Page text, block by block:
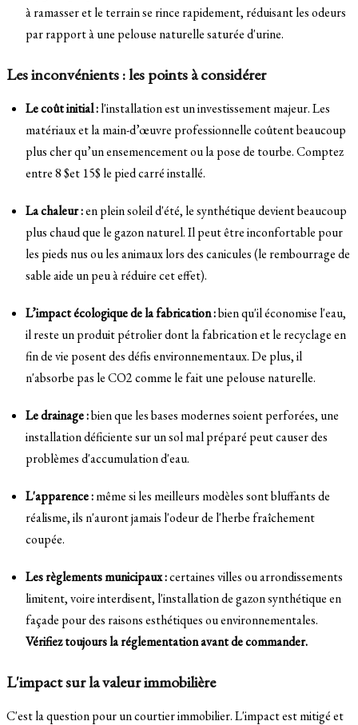
à ramasser et le terrain se rince rapidement, réduisant les odeurs
par rapport à une pelouse naturelle saturée d'urine.
Les inconvénients : les points à considérer
Le coût initial :l'installation est un investissement majeur. Les
matériaux et la main-d’œuvre professionnelle coûtent beaucoup
plus cher qu’un ensemencement ou la pose de tourbe. Comptez
entre 8$et 15$ le pied carré installé.
La chaleur :en plein soleil d'été, le synthétique devient beaucoup
plus chaud que le gazon naturel. Il peut être inconfortable pour
les pieds nus ou les animaux lors des canicules (le rembourrage de
sable aide un peu à réduire cet effet).
L’impact écologique de la fabrication :bien qu'il économise l'eau,
il reste un produit pétrolier dont la fabrication et le recyclage en
fin de vie posent des défis environnementaux. De plus, il
n'absorbe pas le CO2 comme le fait une pelouse naturelle.
Le drainage :bien que les bases modernes soient perforées, une
installation déficiente sur un sol mal préparé peut causer des
problèmes d'accumulation d'eau.
L'apparence :même si les meilleurs modèles sont bluffants de
réalisme, ils n'auront jamais l'odeur de l'herbe fraîchement
coupée.
Les règlements municipaux :certaines villes ou arrondissements
limitent, voire interdisent, l'installation de gazon synthétique en
façade pour des raisons esthétiques ou environnementales.
Vérifiez toujours la réglementation avant de commander.
L'impact sur la valeur immobilière
C'est la question pour un courtier immobilier. L'impact est mitigé et